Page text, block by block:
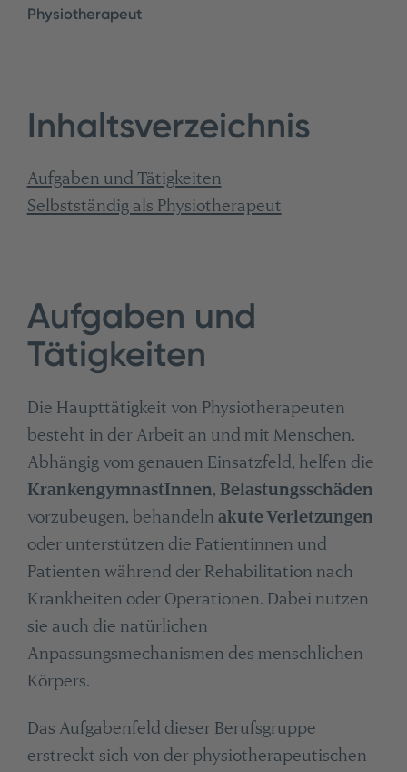
Physiotherapeut
Inhaltsverzeichnis
Aufgaben und Tätigkeiten
Selbstständig als Physiotherapeut
Aufgaben und
Tätigkeiten
Die Haupttätigkeit von Physiotherapeuten
besteht in der Arbeit an und mit Menschen.
Abhängig vom genauen Einsatzfeld, helfen die
KrankengymnastInnen, Belastungsschäden
vorzubeugen, behandeln akute Verletzungen
oder unterstützen die Patientinnen und
Patienten während der Rehabilitation nach
Krankheiten oder Operationen. Dabei nutzen
sie auch die natürlichen
Anpassungsmechanismen des menschlichen
Körpers.
Das Aufgabenfeld dieser Berufsgruppe
erstreckt sich von der physiotherapeutischen